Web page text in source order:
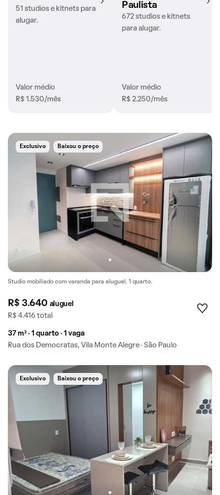
51 studios e kitnets para
alugar.
Valor médio
R$ 1.530/mês
Paulista
672 studios e kitnets
para alugar.
Valor médio
R$ 2.250/mês
Exclusivo Baixou o preço
Studio mobiliado com varanda para aluguel. 1 quarto.
R$ 3.640 aluguel
R$ 4.416 total
37 m² · 1 quarto · 1 vaga
Rua dos Democratas, Vila Monte Alegre · São Paulo
Exclusivo Baixou o preço